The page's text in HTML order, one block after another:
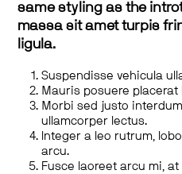
same styling as the
massa sit amet turpis
ligula.
Suspendisse vehicula
Mauris posuere placerat
Morbi sed justo
ullamcorper lectus.
Integer a leo rutrum,
arcu.
Fusce laoreet arcu mi,